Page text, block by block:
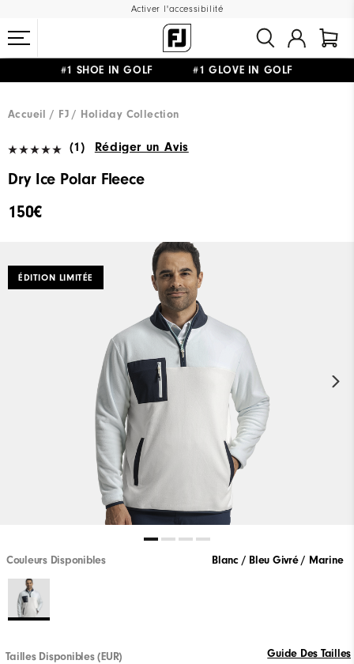
Activer l'accessibilité
#1 SHOE IN GOLF #1 GLOVE IN GOLF
Accueil
FJ Holiday Collection
(1) Rédiger un Avis
Dry Ice Polar Fleece
150€
ÉDITION LIMITÉE
Couleurs Disponibles Blanc / Bleu Givré / Marine
Tailles Disponibles (EUR) Guide Des Tailles